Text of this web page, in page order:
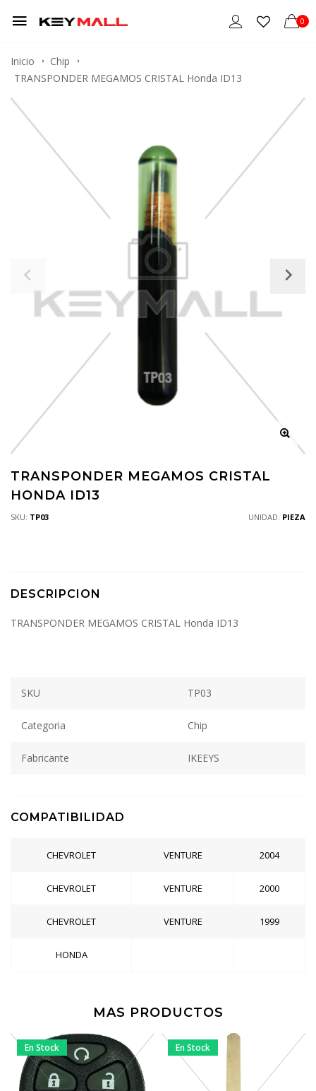
0
Inicio
Chip
TRANSPONDER MEGAMOS CRISTAL Honda ID13
TRANSPONDER MEGAMOS CRISTAL
HONDA ID13
SKU: TP03 UNIDAD: PIEZA
DESCRIPCION
TRANSPONDER MEGAMOS CRISTAL Honda ID13
SKU TP03
Categoria Chip
Fabricante IKEEYS
COMPATIBILIDAD
CHEVROLET VENTURE 2004
CHEVROLET VENTURE 2000
CHEVROLET VENTURE 1999
HONDA
MAS PRODUCTOS
En Stock En Stock